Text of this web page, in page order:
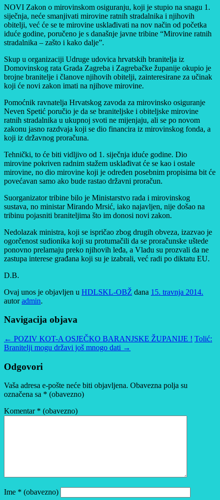
NOVI Zakon o mirovinskom osiguranju, koji je stupio na snagu 1.
siječnja, neće smanjivati mirovine ratnih stradalnika i njihovih
obitelji, već će se te mirovine usklađivati na nov način od početka
iduće godine, poručeno je s današnje javne tribine “Mirovine ratnih
stradalnika – zašto i kako dalje”.
Skup u organizaciji Udruge udovica hrvatskih branitelja iz
Domovinskog rata Grada Zagreba i Zagrebačke županije okupio je
brojne branitelje i članove njihovih obitelji, zainteresirane za učinak
koji će novi zakon imati na njihove mirovine.
Pomoćnik ravnatelja Hrvatskog zavoda za mirovinsko osiguranje
Neven Spetić poručio je da se braniteljske i obiteljske mirovine
ratnih stradalnika u ukupnoj svoti ne mijenjaju, ali se po novom
zakonu jasno razdvaja koji se dio financira iz mirovinskog fonda, a
koji iz državnog proračuna.
Tehnički, to će biti vidljivo od 1. siječnja iduće godine. Dio
mirovine pokriven radnim stažem usklađivat će se kao i ostale
mirovine, no dio mirovine koji je određen posebnim propisima bit će
povećavan samo ako bude rastao državni proračun.
Suorganizator tribine bilo je Ministarstvo rada i mirovinskog
sustava, no ministar Mirando Mrsić, iako najavljen, nije došao na
tribinu pojasniti braniteljima što im donosi novi zakon.
Nedolazak ministra, koji se ispričao zbog drugih obveza, izazvao je
ogorčenost sudionika koji su protumačili da se proračunske uštede
ponovno prelamaju preko njihovih leđa, a Vladu su prozvali da ne
zastupa interese građana koji su je izabrali, već radi po diktatu EU.
D.B.
Ovaj unos je objavljen u HDLSKL-OBŽ dana 15. travnja 2014.
autoradmin.
Navigacija objava
← POZIV KOT-A OSJEČKO BARANJSKE ŽUPANIJE ! Tolić:
Branitelji mogu državi još mnogo dati →
Odgovori
Vaša adresa e-pošte neće biti objavljena. Obavezna polja su
označena sa * (obavezno)
Komentar * (obavezno)
Ime * (obavezno)